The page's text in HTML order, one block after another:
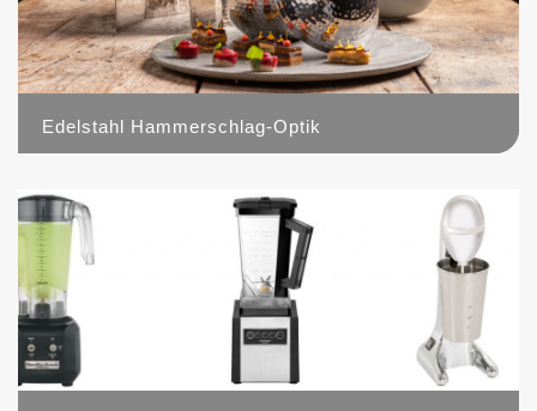
Edelstahl Hammerschlag-Optik